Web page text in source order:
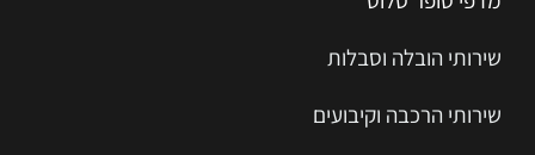
שירותי הובלה וסבלות
שירותי הרכבה וקיבועים